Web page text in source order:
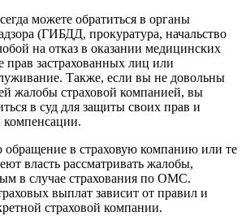
можете обратиться в органы
(ГИБДД, прокуратура, начальство
на отказ в оказании медицинских
прав застрахованных лиц или
Также, если вы не довольны
жалобы страховой компанией, вы
в суд для защиты своих прав и
в страховую компанию или те
власть рассматривать жалобы,
в случае страхования по ОМС.
выплат зависит от правил и
страховой компании.